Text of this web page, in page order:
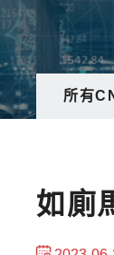
所有
如廁